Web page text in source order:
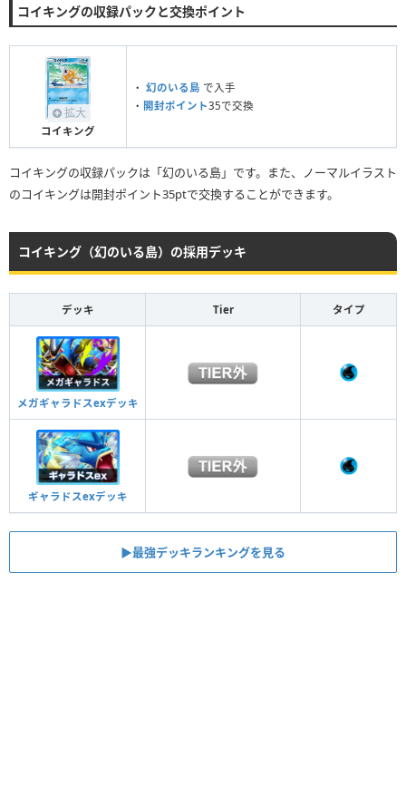
コイキングの収録パックと交換ポイント
拡大
コイキング
・ 幻のいる島 で入手
・ 開封ポイント35で交換
コイキングの収録パックは「幻のいる島」です。また、ノーマルイラスト
のコイキングは開封ポイント35ptで交換することができます。
コイキング（幻のいる島）の採用デッキ
デッキ Tier タイプ
メガギャラドスexデッキ
ギャラドスexデッキ
▶︎最強デッキランキングを見る